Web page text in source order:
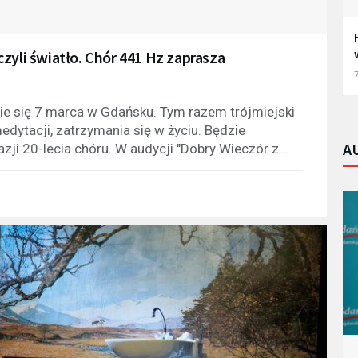
światło. Chór 441 Hz zaprasza
się 7 marca w Gdańsku. Tym razem trójmiejski
zatrzymania się w życiu. Będzie
20-lecia chóru. W audycji "Dobry Wieczór z...